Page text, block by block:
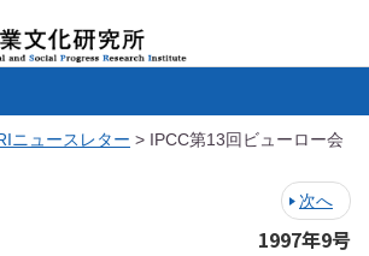
ニュースレター > IPCC第13回ビューロー会
次へ
1997年9号